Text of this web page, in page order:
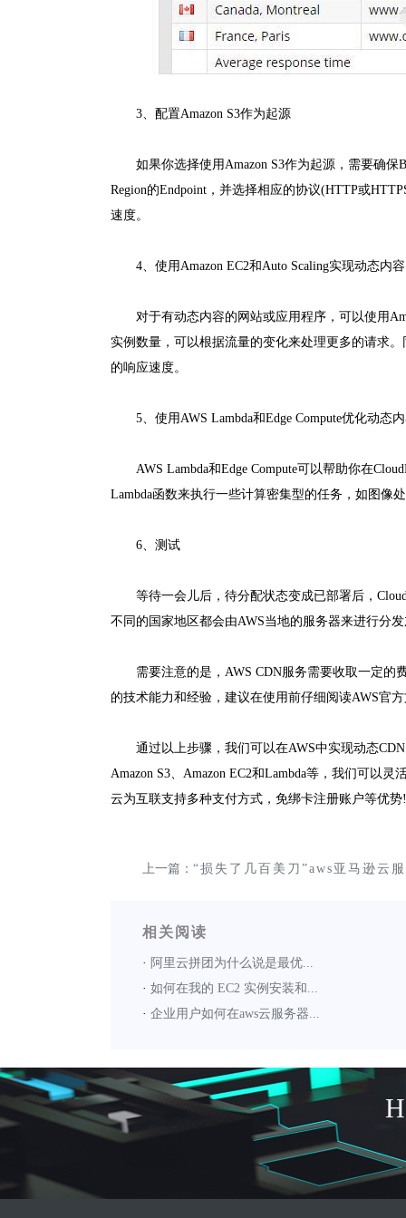
3、配置Amazon S3作为起源
如果你选择使用Amazon S3作为起源，需要确保
Region的Endpoint，并选择相应的协议(HTTP或
速度。
4、使用Amazon EC2和Auto Scaling实现动态内容
对于有动态内容的网站或应用程序，可以使用
实例数量，可以根据流量的变化来处理更多的请求
的响应速度。
5、使用AWS Lambda和Edge Compute优化动态
AWS Lambda和Edge Compute可以帮助你在
Lambda函数来执行一些计算密集型的任务，如图像
6、测试
等待一会儿后，待分配状态变成已部署后，
不同的国家地区都会由AWS当地的服务器来进行分
需要注意的是，AWS CDN服务需要收取一定的
的技术能力和经验，建议在使用前仔细阅读AWS官
通过以上步骤，我们可以在AWS中实现动态
Amazon S3、Amazon EC2和Lambda等，我们可以
云为互联支持多种支付方式，免绑卡注册账户等优势!
上一篇： “损失了几百美刀”aws亚马逊云
相关阅读
· 阿里云拼团为什么说是最优...
· 如何在我的 EC2 实例安装和...
· 企业用户如何在aws云服务器...